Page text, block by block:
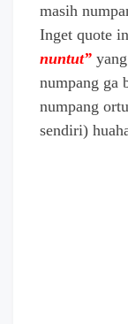
masih
Inget quote
nuntut”
numpang ga
numpang
sendiri)